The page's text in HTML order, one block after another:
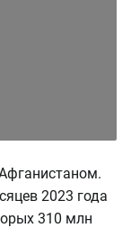
2023 года
310 млн